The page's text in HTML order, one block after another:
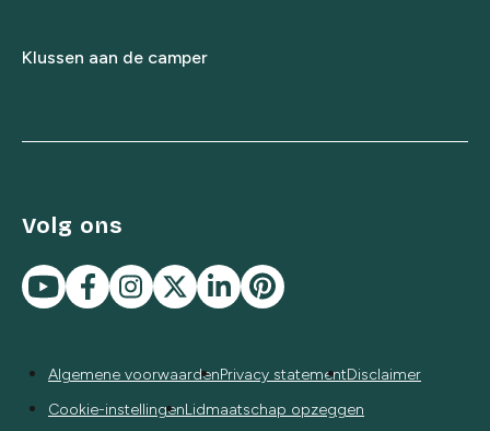
Klussen aan de camper
Volg ons
Algemene voorwaardenPrivacy statementDisclaimer
Cookie-instellingenLidmaatschap opzeggen